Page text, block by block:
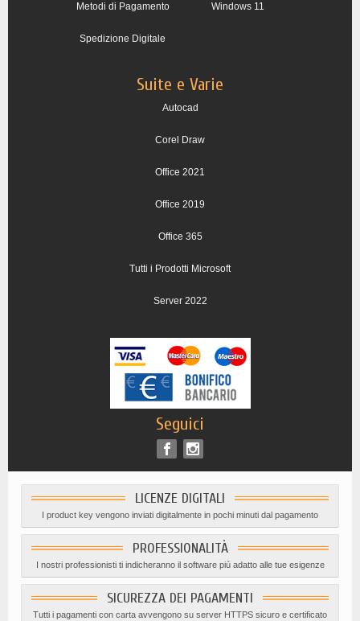
Metodi di Pagamento
Spedizione Digitale
Windows 11
Suite e Varie
Autocad
Corel Draw
Office 2021
Office 2019
Office 365
Tutti i Prodotti Microsoft
Server 2022
Seguici
LICENZE DIGITALI
I product key vengono inviati digitalmente in pochi minuti dal pagamento
PROFESSIONALITÀ
I nostri professionisti ti indicheranno il software più adatto alle tue esigenze
SICUREZZA DEI PAGAMENTI
Tutti i pagamenti con carta avvengono su server HTTPS sicuro e certificato